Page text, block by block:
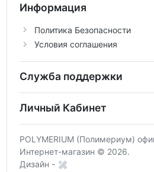
Информация
Политика Безопасности
Условия соглашения
Служба поддержки
Личный Кабинет
POLYMERIUM (Полимериум)
Интернет-магазин © 2026.
Дизайн -